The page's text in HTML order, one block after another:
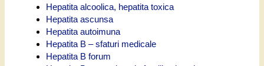
Hepatita alcoolica, hepatita toxica
Hepatita ascunsa
Hepatita autoimuna
Hepatita B – sfaturi medicale
Hepatita B forum